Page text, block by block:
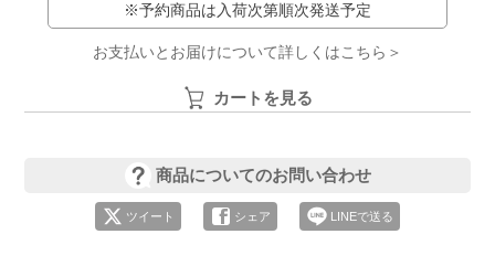
※予約商品は入荷次第順次発送予定
お支払いとお届けについて詳しくはこちら＞
カートを見る
商品についてのお問い合わせ
ツイート シェア LINEで送る